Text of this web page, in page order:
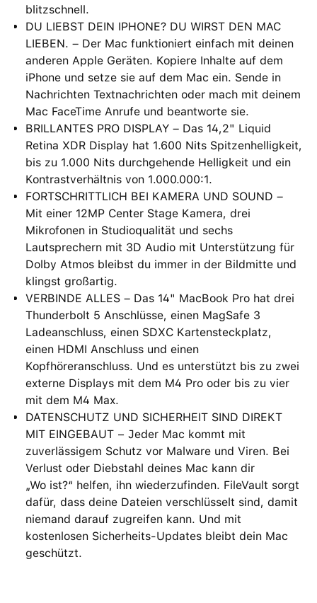
blitzschnell.
DU LIEBST DEIN IPHONE? DU WIRST DEN MAC
LIEBEN. – Der Mac funktioniert einfach mit deinen
anderen Apple Geräten. Kopiere Inhalte auf dem
iPhone und setze sie auf dem Mac ein. Sende in
Nachrichten Textnachrichten oder mach mit deinem
Mac FaceTime Anrufe und beantworte sie.
BRILLANTES PRO DISPLAY – Das 14,2" Liquid
Retina XDR Display hat 1.600 Nits Spitzenhelligkeit,
bis zu 1.000 Nits durchgehende Helligkeit und ein
Kontrastverhältnis von 1.000.000:1.
FORTSCHRITTLICH BEI KAMERA UND SOUND –
Mit einer 12MP Center Stage Kamera, drei
Mikrofonen in Studioqualität und sechs
Lautsprechern mit 3D Audio mit Unterstützung für
Dolby Atmos bleibst du immer in der Bildmitte und
klingst großartig.
VERBINDE ALLES – Das 14" MacBook Pro hat drei
Thunderbolt 5 Anschlüsse, einen MagSafe 3
Ladeanschluss, einen SDXC Kartensteckplatz,
einen HDMI Anschluss und einen
Kopfhöreranschluss. Und es unterstützt bis zu zwei
externe Displays mit dem M4 Pro oder bis zu vier
mit dem M4 Max.
DATENSCHUTZ UND SICHERHEIT SIND DIREKT
MIT EINGEBAUT − Jeder Mac kommt mit
zuverlässigem Schutz vor Malware und Viren. Bei
Verlust oder Diebstahl deines Mac kann dir
„Wo ist?“ helfen, ihn wiederzufinden. FileVault sorgt
dafür, dass deine Dateien verschlüsselt sind, damit
niemand darauf zugreifen kann. Und mit
kostenlosen Sicherheits-Updates bleibt dein Mac
geschützt.